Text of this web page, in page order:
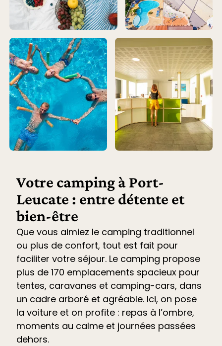
Votre camping à Port-
Leucate : entre détente et
bien-être
Que vous aimiez le camping traditionnel
ou plus de confort, tout est fait pour
faciliter votre séjour. Le camping propose
plus de 170 emplacements spacieux pour
tentes, caravanes et camping-cars, dans
un cadre arboré et agréable. Ici, on pose
la voiture et on profite : repas à l’ombre,
moments au calme et journées passées
dehors.